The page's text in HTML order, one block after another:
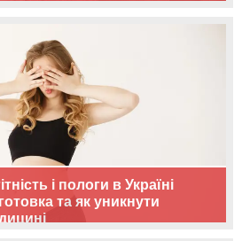
і пологи в Україні
та як уникнути